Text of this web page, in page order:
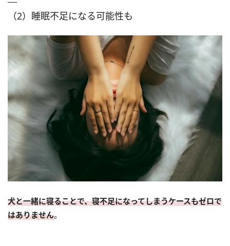
（2）睡眠不足になる可能性も
犬と一緒に寝ることで、寝不足になってしまうケースもゼロで
はありません。